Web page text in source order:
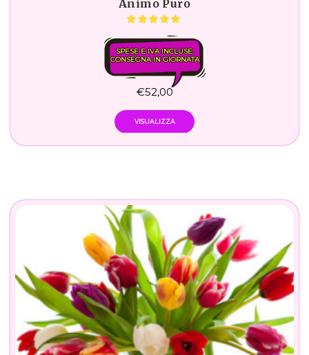
Animo Puro
SPESE E IVA INCLUSE.
CONSEGNA IN GIORNATA
€52,00
VISUALIZZA